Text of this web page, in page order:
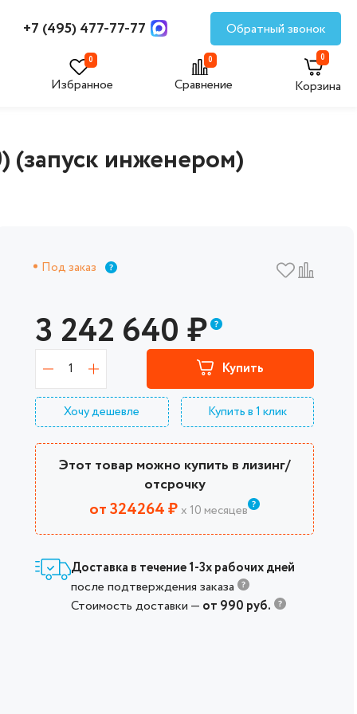
+7 (495) 477-77-77 Обратный звонок
0
Избранное
0
Сравнение
0
Корзина
(запуск инженером)
Под заказ
3 242 640₽
1 Купить
Хочу дешевле Купить в 1 клик
Этот товар можно купить в лизинг/
отсрочку
от 324264 ₽х 10 месяцев
Доставка в течение 1-3х рабочих дней
после подтверждения заказа
Стоимость доставки — от 990 руб.